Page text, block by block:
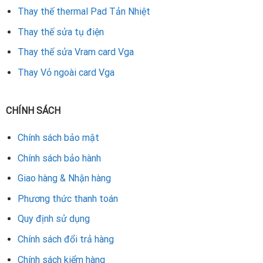
Cam kết linh kiện chính hãng.
Kỹ thuật viên tay nghề cao, giàu kinh nghiệm.
Bảo hành rõ ràng, dịch vụ nhanh chóng, chuyên nghiệp.
Sửa Chữa Card Đồ Họa Vga Tại Đà Nẵng là lựa chọn
chiếc card GTX 950 của bạn hoạt động bền bỉ và ổn
định trở lại.
Rate this product
Thay thế thermal Pad Tản Nhiệt
Thay thế sửa tụ điện
Thay thế sửa Vram card Vga
Thay Vỏ ngoài card Vga
CHÍNH SÁCH
Chính sách bảo mật
Chính sách bảo hành
Giao hàng & Nhận hàng
Phương thức thanh toán
Quy định sử dụng
Chính sách đổi trả hàng
Chính sách kiểm hàng